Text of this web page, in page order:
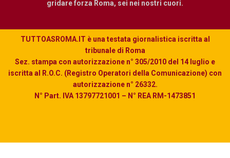
gridare forza Roma, sei nei nostri cuori.
TUTTOASROMA.IT è una testata giornalistica iscritta al
tribunale di Roma
Sez. stampa con autorizzazione n° 305/2010 del 14 luglio e
iscritta al R.O.C. (Registro Operatori della Comunicazione) con
autorizzazione n° 26332.
N° Part. IVA 13797721001 – N° REA RM-1473851